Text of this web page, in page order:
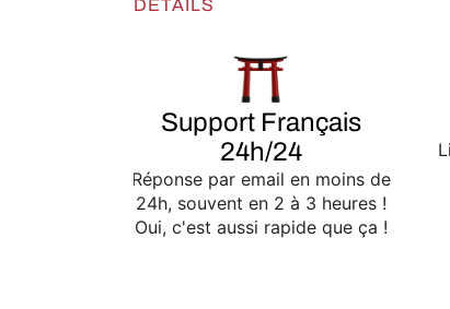
DETAILS
Support Français
24h/24
Réponse par email en moins de
24h, souvent en 2 à 3 heures !
Oui, c'est aussi rapide que ça !